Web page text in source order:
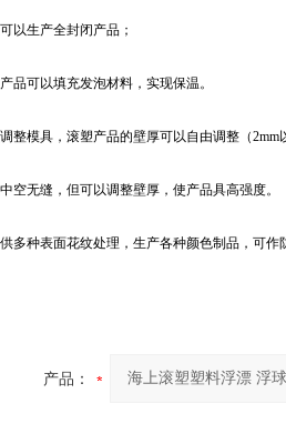
以生产全封闭产品；
品可以填充发泡材料，实现保温。
整模具，滚塑产品的壁厚可以自由调整（2mm
空无缝，但可以调整壁厚，使产品具高强度。
多种表面花纹处理，生产各种颜色制品，可
产品：